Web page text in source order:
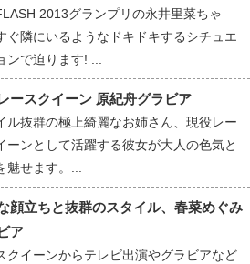
2013グランプリの永井里菜ちゃ
ぐ隣にいるようなドキドキするシチュエ
ンで迫ります! ...
ースクイーン 原紀舟グラビア
ル抜群の極上綺麗なお姉さん、現役レー
ーンとして活躍する彼女が大人の色気と
魅せます。...
顔立ちと抜群のスタイル、春菜めぐみ
ア
クイーンからテレビ出演やグラビアなど